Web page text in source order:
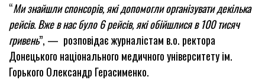
“Ми знайшли спонсорів, які допомогли організувати декілька
рейсів. Вже в нас було 6 рейсів, які обійшлися в 100 тисяч
гривень”, — розповідає журналістам в.о. ректора
Донецького національного медичного університету ім.
Горького Олександр Герасименко.